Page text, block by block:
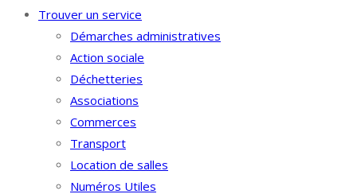
Trouver un service
Démarches administratives
Action sociale
Déchetteries
Associations
Commerces
Transport
Location de salles
Numéros Utiles